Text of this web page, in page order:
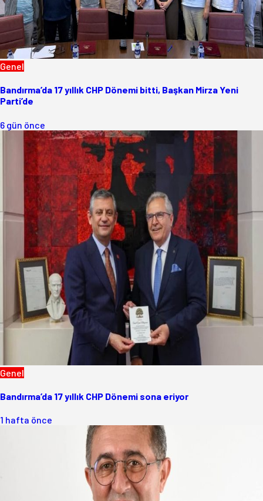
Genel
Bandırma’da 17 yıllık CHP Dönemi bitti, Başkan Mirza Yeni
Parti’de
6 gün önce
Genel
Bandırma’da 17 yıllık CHP Dönemi sona eriyor
1 hafta önce